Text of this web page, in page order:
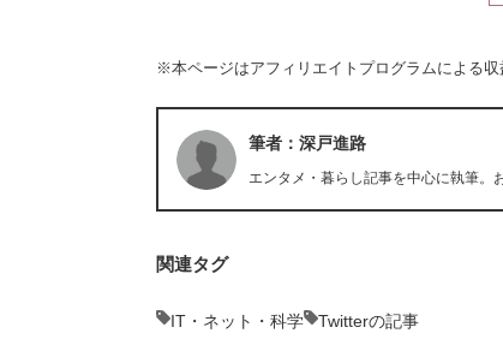
※本ページはアフィリエイトプログラムによる収
筆者：深戸進路
エンタメ・暮らし記事を中心に執筆。
関連タグ
IT・ネット・科学 Twitterの記事